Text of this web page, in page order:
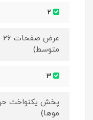
متوسط)
پخش یکنواخت
موها)